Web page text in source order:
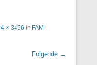
× 3456 in FAM
Folgende →